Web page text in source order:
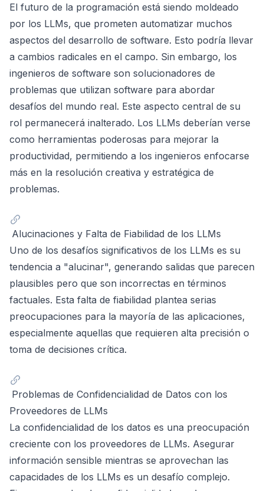
El futuro de la programación está siendo moldeado
por los LLMs, que prometen automatizar muchos
aspectos del desarrollo de software. Esto podría llevar
a cambios radicales en el campo. Sin embargo, los
ingenieros de software son solucionadores de
problemas que utilizan software para abordar
desafíos del mundo real. Este aspecto central de su
rol permanecerá inalterado. Los LLMs deberían verse
como herramientas poderosas para mejorar la
productividad, permitiendo a los ingenieros enfocarse
más en la resolución creativa y estratégica de
problemas.
Alucinaciones y Falta de Fiabilidad de los LLMs
Uno de los desafíos significativos de los LLMs es su
tendencia a "alucinar", generando salidas que parecen
plausibles pero que son incorrectas en términos
factuales. Esta falta de fiabilidad plantea serias
preocupaciones para la mayoría de las aplicaciones,
especialmente aquellas que requieren alta precisión o
toma de decisiones crítica.
Problemas de Confidencialidad de Datos con los
Proveedores de LLMs
La confidencialidad de los datos es una preocupación
creciente con los proveedores de LLMs. Asegurar
información sensible mientras se aprovechan las
capacidades de los LLMs es un desafío complejo.